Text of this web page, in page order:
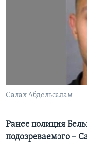
Языки
Салах Абдельсалам
Ранее полиция
подозреваемого –